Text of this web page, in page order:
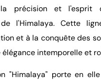
précision et l'esprit
l'Himalaya. Cette
et à la conquête des
intemporelle et
"Himalaya" porte en